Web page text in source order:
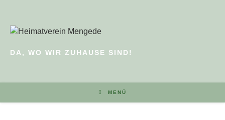
DA, WO WIR ZUHAUSE SIND!
MENÜ